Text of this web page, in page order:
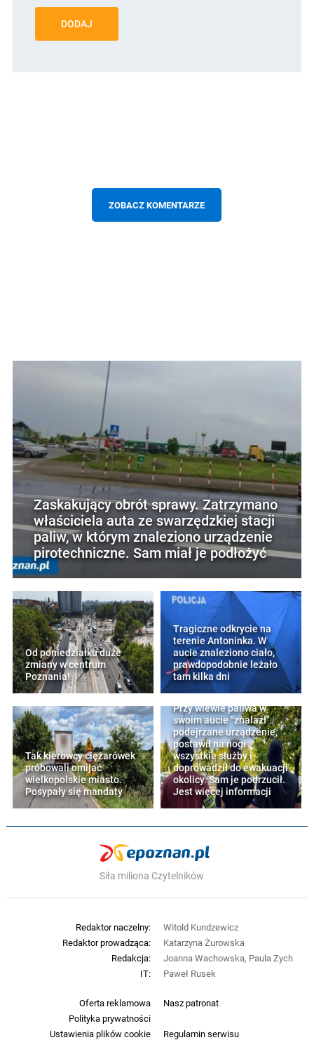
DODAJ
ZOBACZ KOMENTARZE
Zaskakujący obrót sprawy. Zatrzymano
właściciela auta ze swarzędzkiej stacji
paliw, w którym znaleziono urządzenie
pirotechniczne. Sam miał je podłożyć
Od poniedziałku duże
zmiany w centrum
Poznania!
Tragiczne odkrycie na
terenie Antoninka. W
aucie znaleziono ciało,
prawdopodobnie leżało
tam kilka dni
Tak kierowcy ciężarówek
próbowali omijać
wielkopolskie miasto.
Posypały się mandaty
Przy wlewie paliwa w
swoim aucie "znalazł"
podejrzane urządzenie,
postawił na nogi
wszystkie służby i
doprowadził do ewakuacji
okolicy. Sam je podrzucił.
Jest więcej informacji
Siła miliona Czytelników
Oferta reklamowa
Nasz patronat
Polityka prywatności
Ustawienia plików cookie
Regulamin serwisu
Redaktor naczelny:
Witold Kundzewicz
Redaktor prowadząca:
Katarzyna Żurowska
Redakcja:
Joanna Wachowska, Paula Zych
IT:
Paweł Rusek